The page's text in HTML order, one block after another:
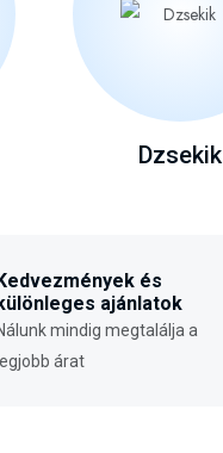
Dzsekik
és
ajánlatok
mindig megtalálja a
legjobb árat